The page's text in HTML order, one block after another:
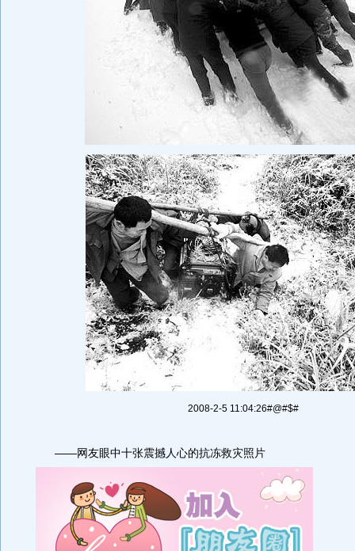
2008-2-5 11:04:26#@#$#
——网友眼中十张震撼人心的抗冻救灾照片